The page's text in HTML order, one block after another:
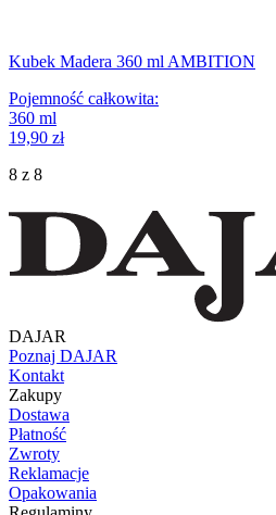
Kubek Madera 360 ml AMBITION
Pojemność całkowita:
360 ml
19,90 zł
8 z 8
DAJAR
Poznaj DAJAR
Kontakt
Zakupy
Dostawa
Płatność
Zwroty
Reklamacje
Opakowania